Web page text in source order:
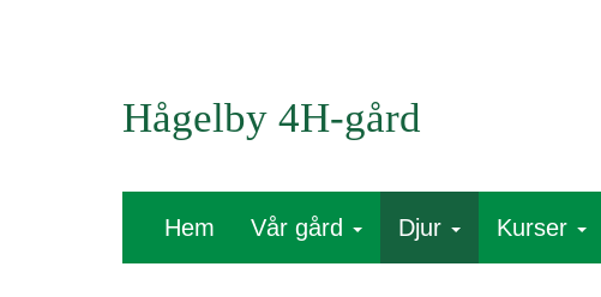
Hågelby 4H-gård
Hem Vår gård Djur Kurser